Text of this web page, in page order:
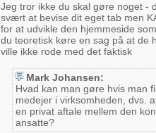
Jeg tror ikke du skal gøre noget -
svært at bevise dit eget tab men
for at udvikle den hjemmeside
du teoretisk køre en sag på at de
ville ikke rode med det faktisk
Mark Johansen:
Hvad kan man gøre hvis man
medejer i virksomheden, dvs.
en privat aftale mellem den
ansatte?